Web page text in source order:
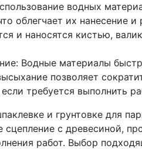
водных
облегчает их нанесение
и наносятся кистью,
Водные материалы
позволяет
требуется выполнить
и грунтовке для
сцепление с древесиной,
работ. Выбор